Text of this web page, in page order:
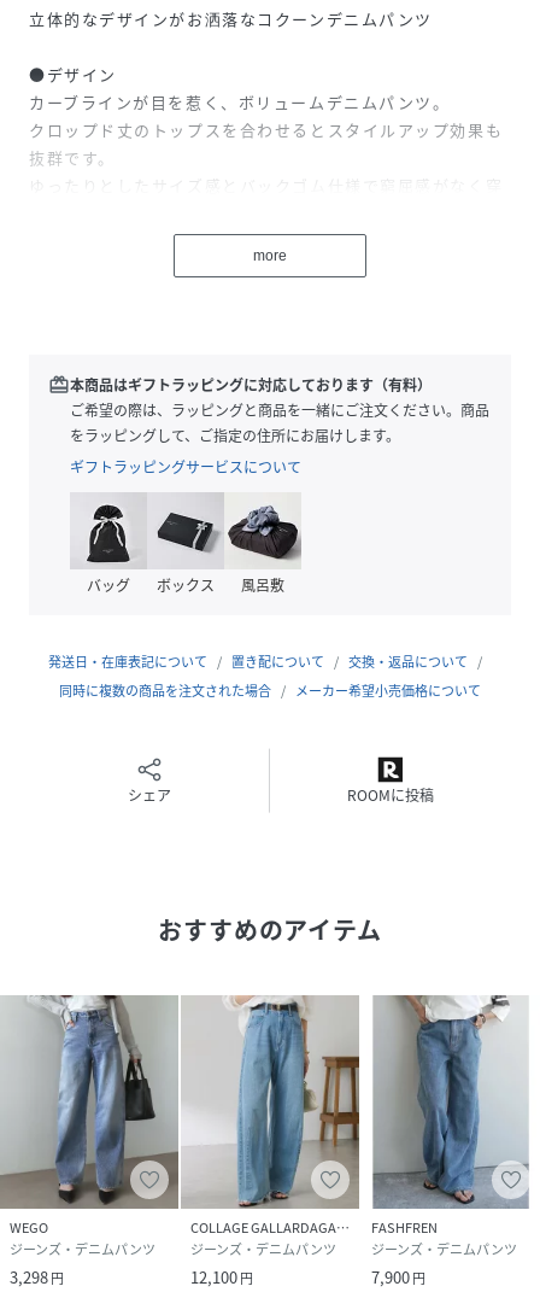
立体的なデザインがお洒落なコクーンデニムパンツ
●デザイン
カーブラインが目を惹く、ボリュームデニムパンツ。
クロップド丈のトップスを合わせるとスタイルアップ効果も
抜群です。
ゆったりとしたサイズ感とバックゴム仕様で窮屈感がなく穿
●おすすめのコーディネート
シーズンレスに活躍してくれるアイテム。
トレンドのクロップド丈トップスに合わせたスタイリングが
おすすめです。
洗濯方法：洗える
裏地：なし
生地の厚さ：ふつう
ファスナー：あり
ポケット：あり
中国
サイズ
品番
PQ0100_LBZ1052203A0001
LBZ1052203A0001-1-9 PQ0100
more
redeem本商品はギフトラッピングに対応しております（有料）
ご希望の際は、ラッピングと商品を一緒にご注文ください。商品
をラッピングして、ご指定の住所にお届けします。
ギフトラッピングサービスについて
バッグ ボックス 風呂敷
発送日・在庫表記について 置き配について
交換・返品について
同時に複数の商品を注文された場合
メーカー希望小売価格について
シェア ROOMに投稿
おすすめのアイテム
WEGO
ジーンズ・デニムパンツ
3,298円
COLLAGE GALLARDAGALANTE
ジーンズ・デニムパンツ
12,100円
FASHFREN
ジーンズ・デニムパンツ
7,900円